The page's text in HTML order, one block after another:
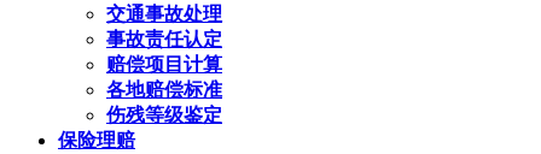
交通事故处理
事故责任认定
赔偿项目计算
各地赔偿标准
伤残等级鉴定
保险理赔